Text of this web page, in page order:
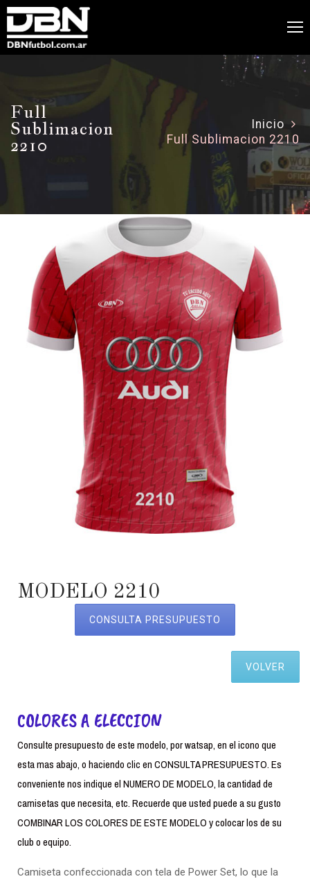
Full
Sublimacion
2210
Inicio
Full Sublimacion 2210
MODELO 2210
CONSULTA PRESUPUESTO
VOLVER
COLORES A ELECCION
Consulte presupuesto de este modelo, por watsap, en el icono que
esta mas abajo, o haciendo clic en CONSULTA PRESUPUESTO. Es
conveniente nos indique el NUMERO DE MODELO, la cantidad de
camisetas que necesita, etc. Recuerde que usted puede a su gusto
COMBINAR LOS COLORES DE ESTE MODELO y colocar los de su
club o equipo.
Camiseta confeccionada con tela de Power Set, lo que la